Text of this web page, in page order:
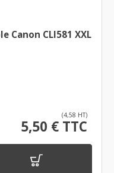
Canon CLI581 XXL
(4,58 HT)
5,50 € TTC